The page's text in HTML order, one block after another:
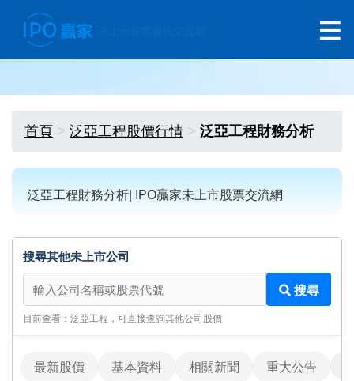
首頁 泛亞工程股價行情 泛亞工程財務分析
泛亞工程財務分析| IPO贏家未上市股票交流網
搜尋其他未上市公司
搜尋其他未上市公司
搜尋
目前查看：泛亞工程，可直接查詢其他公司股價
最新股價 基本資料 相關新聞 重大公告